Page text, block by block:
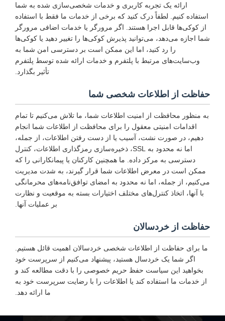
ارائه یک تجربه کاربری و خدمات شخصی‌سازی شده به شما
استفاده کنیم. لطفاً درک کنید که برخی از خدمات ما فقط با استفاده
از کوکی‌ها قابل اجرا هستند. اگر مرورگر یا خدمات اضافی مرورگر
شما اجازه می‌دهد، می‌توانید پذیرش کوکی‌ها را تغییر دهید یا کوکی‌ها
را رد کنید، اما این ممکن است بر دسترسی امن شما به
وب‌سایت‌های مرتبط با پلتفرم و خدمات ارائه شده توسط پلتفرم
تأثیر بگذارد.
حفاظت از اطلاعات شخصی شما
به منظور محافظت از امنیت اطلاعات شما، ما تلاش می‌کنیم تا تمام
اقدامات امنیتی معقول را برای محافظت از اطلاعات شما انجام
دهیم، در صورت نشت، آسیب یا از دست رفتن اطلاعات، از جمله،
اما نه محدود به SSL، ذخیره‌سازی رمزگذاری اطلاعات، کنترل
دسترسی به مرکز داده. ما همچنین کارکنان یا پیمانکارانی را که
ممکن است در معرض اطلاعات شما قرار گیرند، به شدت مدیریت
می‌کنیم، از جمله، اما نه محدود به امضای توافق‌نامه‌های محرمانگی
با آنها، اتخاذ کنترل‌های مختلف اختیارات بسته به موقعیت و نظارت
بر عملیات آنها.
حفاظت از خردسالان
ما برای حفاظت از اطلاعات شخصی خردسالان اهمیت قائل هستیم.
اگر شما یک خردسال هستید، پیشنهاد می‌کنیم از سرپرست خود
بخواهید این سیاست حفظ حریم خصوصی را با دقت مطالعه کند و
از خدمات ما استفاده کند یا اطلاعات را با رضایت سرپرست خود به
ما ارائه دهد.